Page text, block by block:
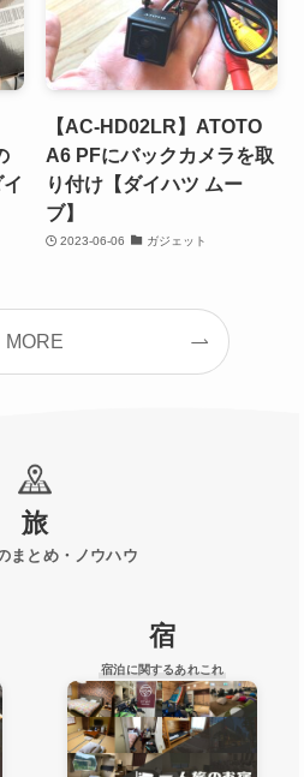
【AC-HD02LR】ATOTO
A6 PFにバックカメラを取
り付け【ダイハツ ムー
ブ】
2023-06-06 ガジェット
MORE
旅
まとめ・ノウハウ
宿
宿泊に関するあれこれ